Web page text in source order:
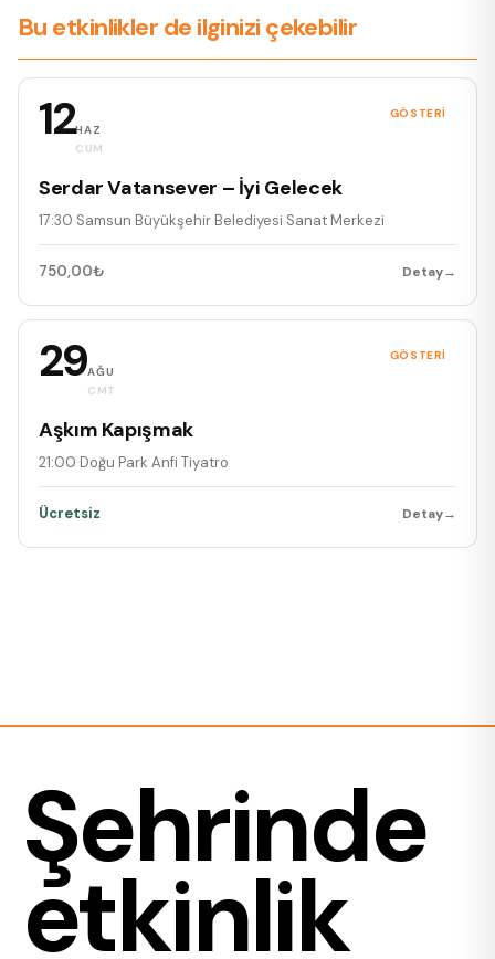
Bu etkinlikler de ilginizi çekebilir
12HAZ
CUM
GÖSTERI
Serdar Vatansever – İyi Gelecek
17:30·Samsun Büyükşehir Belediyesi Sanat Merkezi
750,00₺ Detay→
29AĞU
CMT
GÖSTERI
Aşkım Kapışmak
21:00·Doğu Park Anfi Tiyatro
Ücretsiz Detay→
Şehrinde
etkinlik